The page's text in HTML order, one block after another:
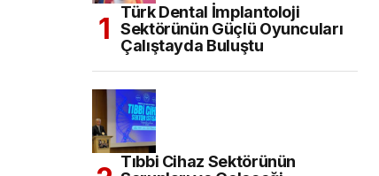
Türk Dental İmplantoloji
Sektörünün Güçlü Oyuncuları
Çalıştayda Buluştu
Tıbbi Cihaz Sektörünün